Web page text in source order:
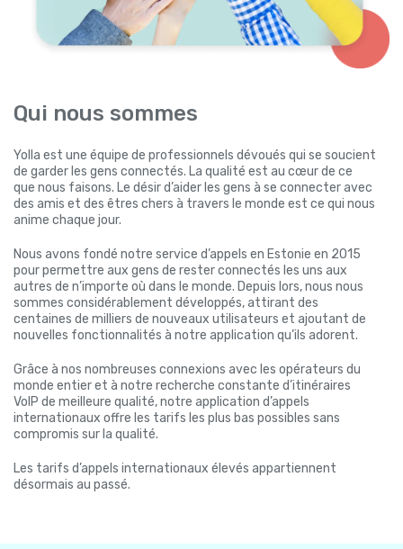
Qui nous sommes
Yolla est une équipe de professionnels dévoués qui se soucient
de garder les gens connectés. La qualité est au cœur de ce
que nous faisons. Le désir d’aider les gens à se connecter avec
des amis et des êtres chers à travers le monde est ce qui nous
anime chaque jour.
Nous avons fondé notre service d’appels en Estonie en 2015
pour permettre aux gens de rester connectés les uns aux
autres de n’importe où dans le monde. Depuis lors, nous nous
sommes considérablement développés, attirant des
centaines de milliers de nouveaux utilisateurs et ajoutant de
nouvelles fonctionnalités à notre application qu’ils adorent.
Grâce à nos nombreuses connexions avec les opérateurs du
monde entier et à notre recherche constante d’itinéraires
VoIP de meilleure qualité, notre application d’appels
internationaux offre les tarifs les plus bas possibles sans
compromis sur la qualité.
Les tarifs d’appels internationaux élevés appartiennent
désormais au passé.